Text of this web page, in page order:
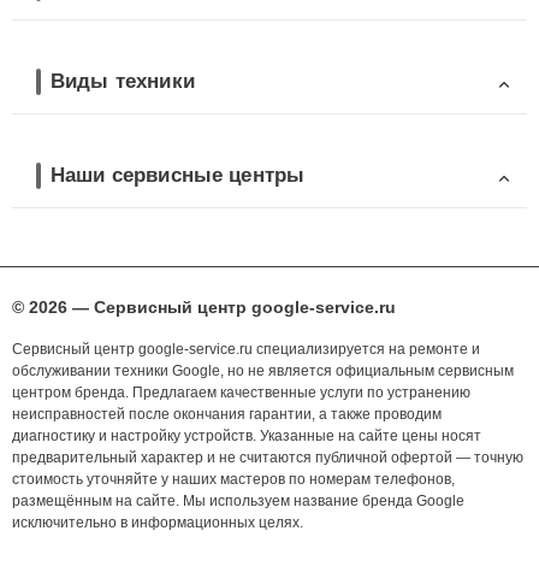
Виды техники
Наши сервисные центры
© 2026 — Сервисный центр google-service.ru
Сервисный центр google-service.ru специализируется на ремонте и
обслуживании техники Google, но не является официальным сервисным
центром бренда. Предлагаем качественные услуги по устранению
неисправностей после окончания гарантии, а также проводим
диагностику и настройку устройств. Указанные на сайте цены носят
предварительный характер и не считаются публичной офертой — точную
стоимость уточняйте у наших мастеров по номерам телефонов,
размещённым на сайте. Мы используем название бренда Google
исключительно в информационных целях.